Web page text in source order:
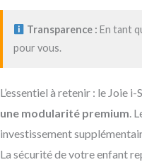
Transparence : En tant
pour vous.
L’essentiel à retenir : le Joie
une modularité premium.
investissement
La sécurité de votre enfant